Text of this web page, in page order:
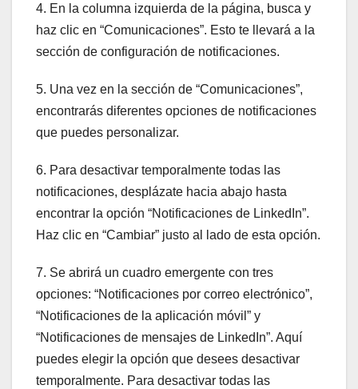
4. En la columna izquierda de la página, busca y
haz clic en “Comunicaciones”. Esto te llevará a la
sección de configuración de notificaciones.
5. Una vez en la sección de “Comunicaciones”,
encontrarás diferentes opciones de notificaciones
que puedes personalizar.
6. Para desactivar temporalmente todas las
notificaciones, desplázate hacia abajo hasta
encontrar la opción “Notificaciones de LinkedIn”.
Haz clic en “Cambiar” justo al lado de esta opción.
7. Se abrirá un cuadro emergente con tres
opciones: “Notificaciones por correo electrónico”,
“Notificaciones de la aplicación móvil” y
“Notificaciones de mensajes de LinkedIn”. Aquí
puedes elegir la opción que desees desactivar
temporalmente. Para desactivar todas las